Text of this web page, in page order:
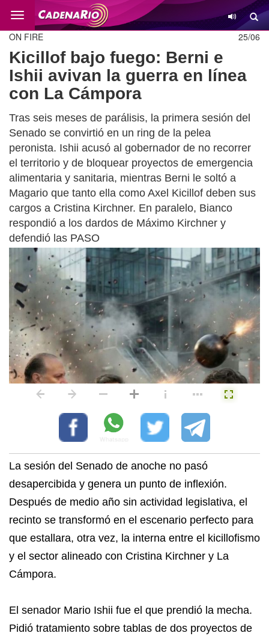
Cambio
25/06
ON FIRE
Kicillof bajo fuego: Berni e
Ishii avivan la guerra en línea
con La Cámpora
Tras seis meses de parálisis, la primera sesión del
Senado se convirtió en un ring de la pelea
peronista. Ishii acusó al gobernador de no recorrer
el territorio y de bloquear proyectos de emergencia
alimentaria y sanitaria, mientras Berni le soltó a
Magario que tanto ella como Axel Kicillof deben sus
cargos a Cristina Kirchner. En paralelo, Bianco
respondió a los dardos de Máximo Kirchner y
defendió las PASO
La sesión del Senado de anoche no pasó
desapercibida y genera un punto de inflexión.
Después de medio año sin actividad legislativa, el
recinto se transformó en el escenario perfecto para
que estallara, otra vez, la interna entre el kicillofismo
y el sector alineado con Cristina Kirchner y La
Cámpora.
El senador Mario Ishii fue el que prendió la mecha.
Pidió tratamiento sobre tablas de dos proyectos de